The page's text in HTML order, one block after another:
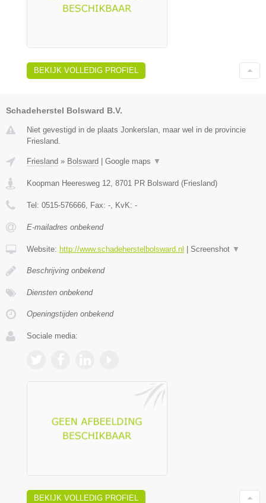
BEKIJK VOLLEDIG PROFIEL
Schadeherstel Bolsward B.V.
Niet gevestigd in de plaats Jonkerslan, maar wel in de provincie
Friesland.
Friesland » Bolsward Google maps ▼
Koopman Heeresweg 12, 8701 PR Bolsward (Friesland)
Tel: 0515-576666, Fax: -, KvK: -
E-mailadres onbekend
Website: http://www.schadeherstelbolsward.nl Screenshot ▼
Beschrijving onbekend
Diensten onbekend
Openingstijden onbekend
Sociale media:
BEKIJK VOLLEDIG PROFIEL